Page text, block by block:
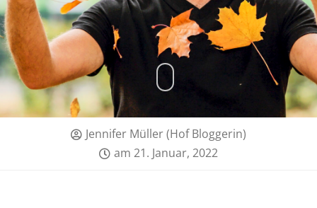
Jennifer Müller (Hof Bloggerin)
am 21. Januar, 2022